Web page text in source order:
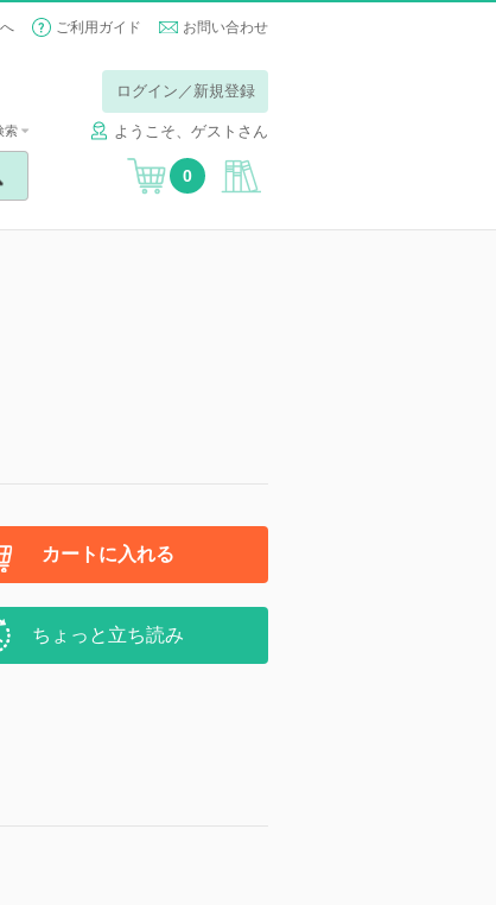
ご利用ガイド お問い合わせ
ログイン／新規登録
ようこそ、ゲストさん
索
0
カートに入れる
ちょっと立ち読み